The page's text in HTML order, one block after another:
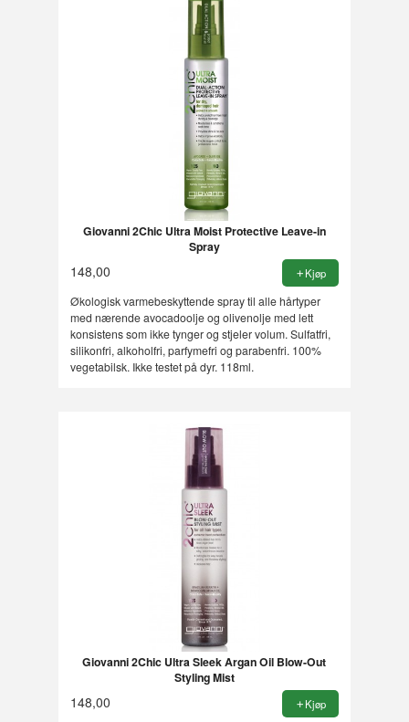
Giovanni 2Chic Ultra Moist Protective Leave-in
Spray
148,00 Kjøp
Økologisk varmebeskyttende spray til alle hårtyper
med nærende avocadoolje og olivenolje med lett
konsistens som ikke tynger og stjeler volum. Sulfatfri,
silikonfri, alkoholfri, parfymefri og parabenfri. 100%
vegetabilsk. Ikke testet på dyr. 118ml.
Giovanni 2Chic Ultra Sleek Argan Oil Blow-Out
Styling Mist
148,00 Kjøp